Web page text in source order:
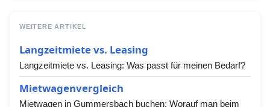
WEITERE ARTIKEL
Langzeitmiete vs. Leasing
Langzeitmiete vs. Leasing: Was passt für meinen Bedarf?
Mietwagenvergleich
Mietwagen in Gummersbach buchen: Worauf man beim